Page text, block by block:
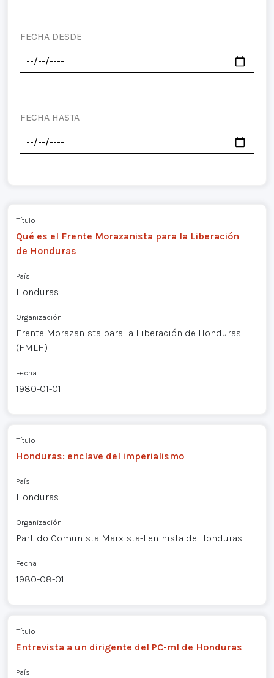
FECHA DESDE
FECHA HASTA
Título
Qué es el Frente Morazanista para la Liberación
de Honduras
País
Honduras
Organización
Frente Morazanista para la Liberación de Honduras
(FMLH)
Fecha
1980-01-01
Título
Honduras: enclave del imperialismo
País
Honduras
Organización
Partido Comunista Marxista-Leninista de Honduras
Fecha
1980-08-01
Título
Entrevista a un dirigente del PC-ml de Honduras
País